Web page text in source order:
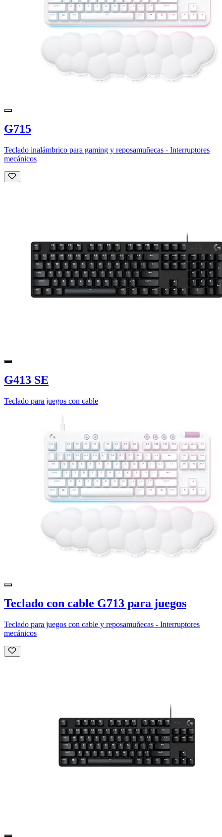
G715
Teclado inalámbrico para gaming y reposamuñecas - Interruptores
mecánicos
G413 SE
Teclado para juegos con cable
Teclado con cable G713 para juegos
Teclado para juegos con cable y reposamuñecas - Interruptores
mecánicos